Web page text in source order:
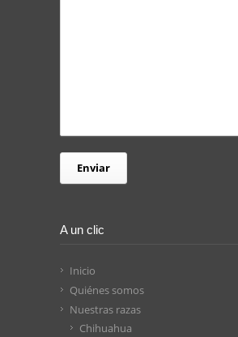
A un clic
Inicio
Quiénes somos
Nuestras razas
Chihuahua